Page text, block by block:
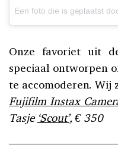
Onze favoriet uit
speciaal ontworpen
te accomoderen. Wij
Fujifilm Instax
Tasje ‘Scout’, € 350